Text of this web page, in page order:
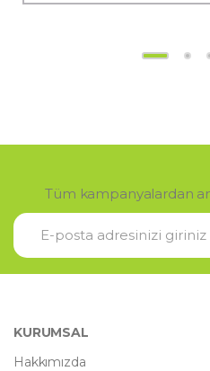
Tüm kampanyalardan
KURUMSAL
Hakkımızda